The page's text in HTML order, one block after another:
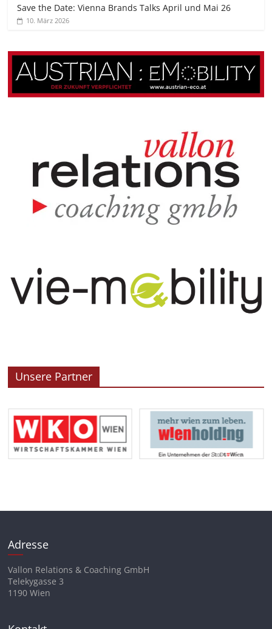
Save the Date: Vienna Brands Talks April und Mai 26
10. März 2026
Unsere Partner
Adresse
Vallon Relations & Coaching GmbH
Telekygasse 3
1190 Wien